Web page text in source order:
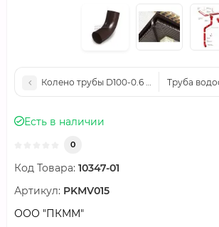
Колено трубы D100-0.6 Пластизол
Труба
Есть в наличии
0
Код Товара: 10347-01
Артикул: PKМV015
ООО "ПКММ"